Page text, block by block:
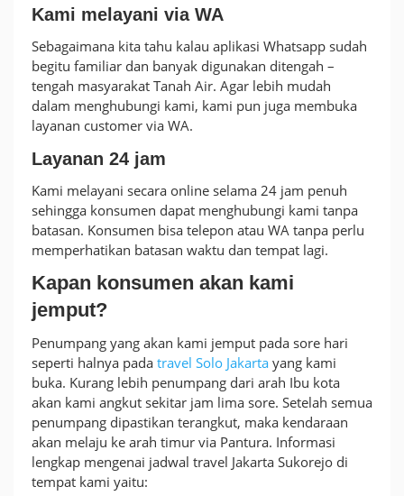
Kami melayani via WA
Sebagaimana kita tahu kalau aplikasi Whatsapp sudah
begitu familiar dan banyak digunakan ditengah –
tengah masyarakat Tanah Air. Agar lebih mudah
dalam menghubungi kami, kami pun juga membuka
layanan customer via WA.
Layanan 24 jam
Kami melayani secara online selama 24 jam penuh
sehingga konsumen dapat menghubungi kami tanpa
batasan. Konsumen bisa telepon atau WA tanpa perlu
memperhatikan batasan waktu dan tempat lagi.
Kapan konsumen akan kami
jemput?
Penumpang yang akan kami jemput pada sore hari
seperti halnya pada travel Solo Jakarta yang kami
buka. Kurang lebih penumpang dari arah Ibu kota
akan kami angkut sekitar jam lima sore. Setelah semua
penumpang dipastikan terangkut, maka kendaraan
akan melaju ke arah timur via Pantura. Informasi
lengkap mengenai jadwal travel Jakarta Sukorejo di
tempat kami yaitu: